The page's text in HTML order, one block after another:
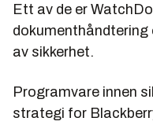
Ett av de er
dokumenthåndtering
av sikkerhet.
Programvare innen
strategi for